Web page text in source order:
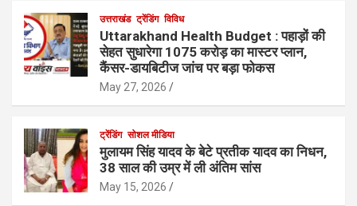
उत्तराखंड ट्रेंडिंग विविध
Uttarakhand Health Budget : पहाड़ों की
सेहत सुधारेगा 1075 करोड़ का मास्टर प्लान,
कैंसर-डायबिटीज जांच पर बड़ा फोकस
May 27, 2026
ट्रेंडिंग सोशल मीडिया
मुलायम सिंह यादव के बेटे प्रतीक यादव का निधन,
38 साल की उम्र में ली अंतिम सांस
May 15, 2026